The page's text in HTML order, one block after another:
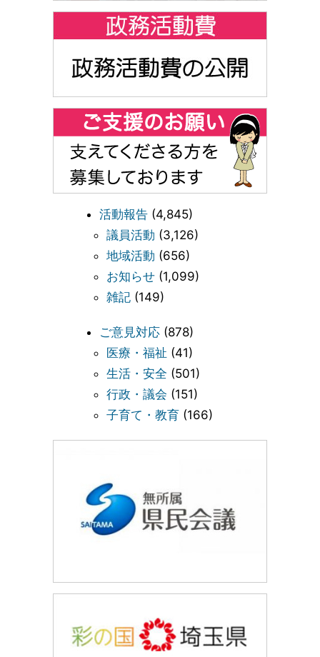
活動報告 (4,845)
議員活動 (3,126)
地域活動 (656)
お知らせ (1,099)
雑記 (149)
ご意見対応 (878)
医療・福祉 (41)
生活・安全 (501)
行政・議会 (151)
子育て・教育 (166)